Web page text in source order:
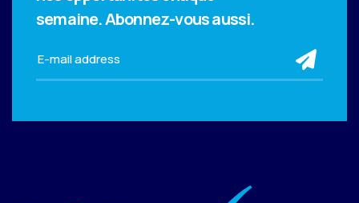
semaine.Abonnez-vous aussi.